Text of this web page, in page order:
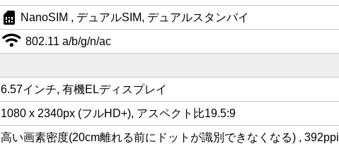
sim_card NanoSIM , デュアルSIM, デュアルスタンバイ
802.11 a/b/g/n/ac
6.57インチ, 有機ELディスプレイ
1080 x 2340px (フルHD+), アスペクト比19.5:9
高い画素密度(20cm離れる前にドットが識別できなくなる) , 392ppi